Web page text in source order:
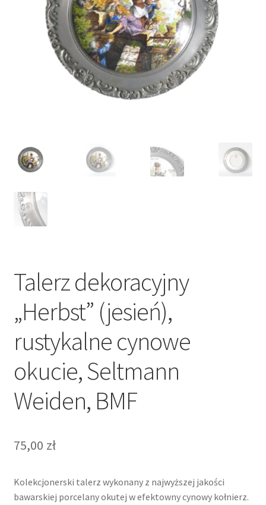
Talerz dekoracyjny
„Herbst” (jesień),
rustykalne cynowe
okucie, Seltmann
Weiden, BMF
75,00 zł
Kolekcjonerski talerz wykonany z najwyższej jakości
bawarskiej porcelany okutej w efektowny cynowy kołnierz.